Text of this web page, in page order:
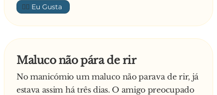
👍🏼
Maluco não pára de rir
No manicómio um maluco não parava de rir, já
estava assim há três dias. O amigo preocupado